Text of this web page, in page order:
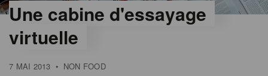
Une cabine d'essayage
virtuelle
7 MAI 2013 • NON FOOD